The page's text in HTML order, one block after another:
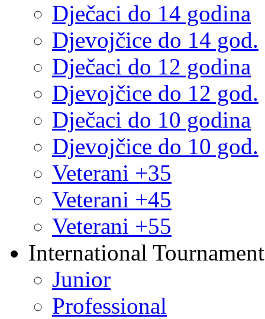
Dječaci do 14 godina
Djevojčice do 14 god.
Dječaci do 12 godina
Djevojčice do 12 god.
Dječaci do 10 godina
Djevojčice do 10 god.
Veterani +35
Veterani +45
Veterani +55
International
Junior
Professional